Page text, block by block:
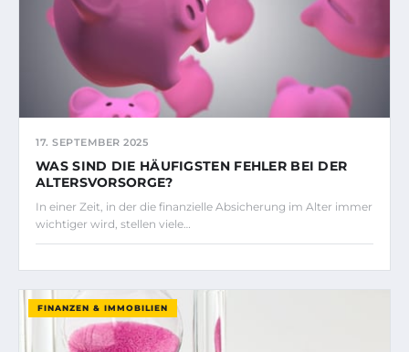
17. SEPTEMBER 2025
WAS SIND DIE HÄUFIGSTEN FEHLER BEI DER
ALTERSVORSORGE?
In einer Zeit, in der die finanzielle Absicherung im Alter immer
wichtiger wird, stellen viele…
FINANZEN & IMMOBILIEN